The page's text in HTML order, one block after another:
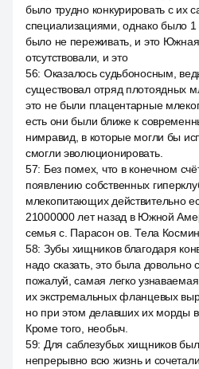
было трудно конкурировать с их
специализациями, однако было
было не переживать, и это
отсутствовали, и это
56: Оказалось судьбоносным,
существовал отряд плотоядных
это не были плацентарные
есть они были ближе к
нимравид, в которые могли бы
смогли эволюционировать.
57: Без помех, что в конечном
появлению собственных
млекопитающих действительно
21000000 лет назад в Южной
семья с. Парасон ов. Тела
58: Зубы хищников благодаря
надо сказать, это была довольно
пожалуй, самая легко
их экстремальных фланцевых
но при этом делавших их морды
Кроме того, необыч.
59: Для саблезубых хищников
непрерывно всю жизнь и